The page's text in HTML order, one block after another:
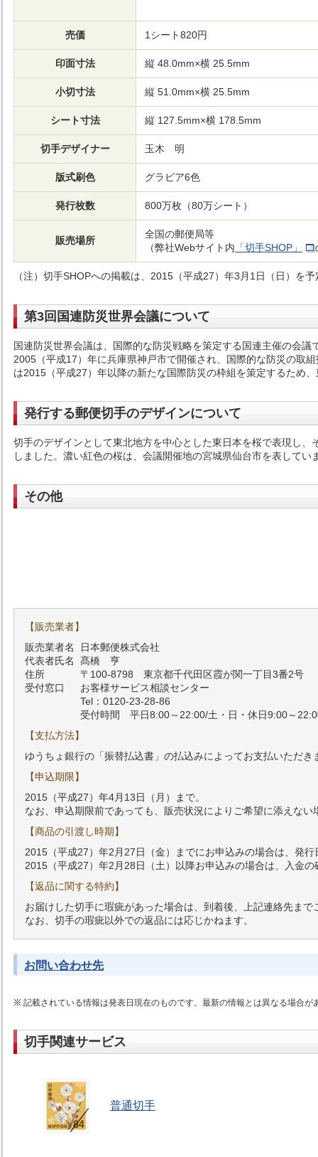
売価 1シート820円
印面寸法 縦 48.0mm×横 25.5mm
小切寸法 縦 51.0mm×横 25.5mm
シート寸法 縦 127.5mm×横 178.5mm
切手デザイナー 玉木 明
版式刷色 グラビア6色
発行枚数 800万枚（80万シート）
販売場所
全国の郵便局等
（弊社Webサイト内 「切手SHOP」
（注）切手SHOPへの掲載は、2015（平成27）年3月1日（日）を
第3回国連防災世界会議について
国連防災世界会議は、国際的な防災戦略を策定する国連主催の会
2005（平成17）年に兵庫県神戸市で開催され、国際的な防災の取
は2015（平成27）年以降の新たな国際防災の枠組を策定するため
発行する郵便切手のデザインについて
切手のデザインとして東北地方を中心とした東日本を桜で表現し
しました。濃い紅色の桜は、会議開催地の宮城県仙台市を表してい
その他
【販売業者】
販売業者名
日本郵便株式会社
代表者氏名 髙橋 亨
住所
〒100-8798 東京都千代田区霞が関一丁目3番2号
受付窓口
お客様サービス相談センター
Tel：0120-23-28-86
受付時間 平日8:00～22:00/土・日・休日9:00～
【支払方法】
ゆうちょ銀行の「振替払込書」の払込みによってお支払いただき
【申込期限】
2015（平成27）年4月13日（月）まで。
なお、申込期限前であっても、販売状況によりご希望に添えない
【商品の引渡し時期】
2015（平成27）年2月27日（金）までにお申込みの場合は、発
2015（平成27）年2月28日（土）以降お申込みの場合は、入金
【返品に関する特約】
お届けした切手に瑕疵があった場合は、到着後、上記連絡先まで
なお、切手の瑕疵以外での返品には応じかねます。
お問い合わせ先
記載されている情報は発表日現在のものです。最新の情報とは異なる場合が
切手関連サービス
普通切手